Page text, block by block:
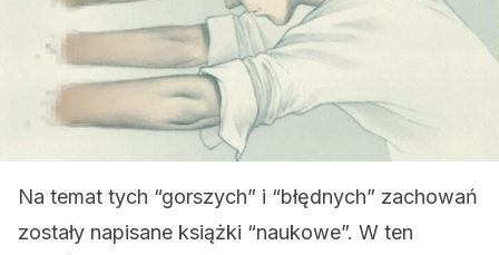
Na temat tych “gorszych” i “błędnych” zachowań
zostały napisane książki “naukowe”. W ten